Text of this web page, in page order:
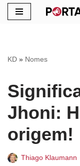
conteúdo
KD » Nomes
Jhoni:
origem!
Thiago Klaumann